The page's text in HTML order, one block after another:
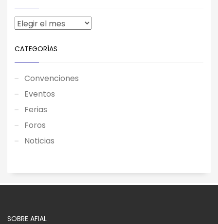
CATEGORÍAS
Convenciones
Eventos
Ferias
Foros
Noticias
SOBRE AFIAL